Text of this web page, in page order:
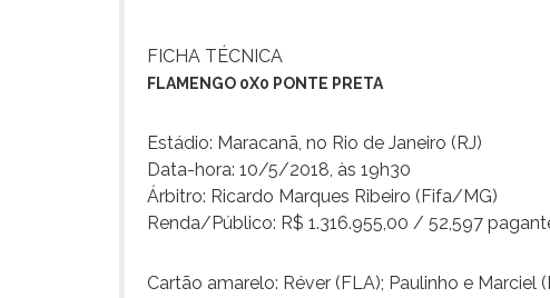
FICHA TÉCNICA
FLAMENGO 0X0 PONTE PRETA
Estádio: Maracanã, no Rio de Janeiro (RJ)
Data-hora: 10/5/2018, às 19h30
Árbitro: Ricardo Marques Ribeiro (Fifa/MG)
Renda/Público: R$ 1.316.955,00 / 52,597
Cartão amarelo: Réver (FLA); Paulinho e Marciel